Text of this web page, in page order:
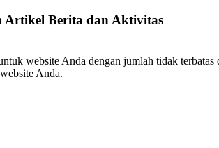
Artikel Berita dan Aktivitas
website Anda dengan jumlah tidak
Anda.